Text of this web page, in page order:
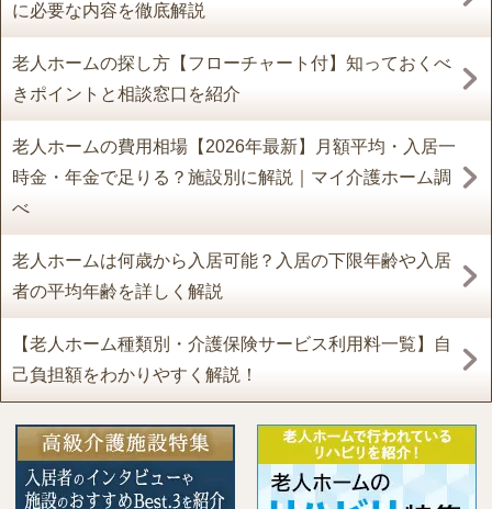
に必要な内容を徹底解説
老人ホームの探し方【フローチャート付】知っておくべ
きポイントと相談窓口を紹介
老人ホームの費用相場【2026年最新】月額平均・入居一
時金・年金で足りる？施設別に解説｜マイ介護ホーム調
べ
老人ホームは何歳から入居可能？入居の下限年齢や入居
者の平均年齢を詳しく解説
【老人ホーム種類別・介護保険サービス利用料一覧】自
己負担額をわかりやすく解説！